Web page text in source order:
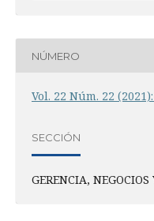
NÚMERO
Vol. 22 Núm. 22
SECCIÓN
GERENCIA,